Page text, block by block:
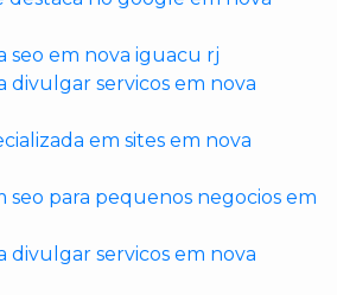
seo em nova iguacu rj
divulgar servicos em nova
em sites em nova
seo para pequenos negocios em
divulgar servicos em nova